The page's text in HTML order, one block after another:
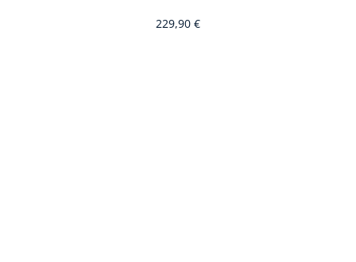
229,90 €